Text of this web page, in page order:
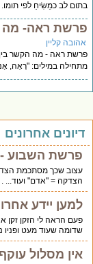
בתום לב כמֵשִׂיחַ לפי תומו.
פרשת ראה- מה
אהובה קליין
פרשת ראה - מה הקשר בין
מתחילה במילים: "רְאֵה,
דיונים אחרונים
פרשת השבוע
עצוב שכך מסתכמת
הצדקה = "אדם" ועוד...
למען יידע
פעם הראה לי הזקן זקן
שדומה שעוד מעט ופניו
אין מסלול